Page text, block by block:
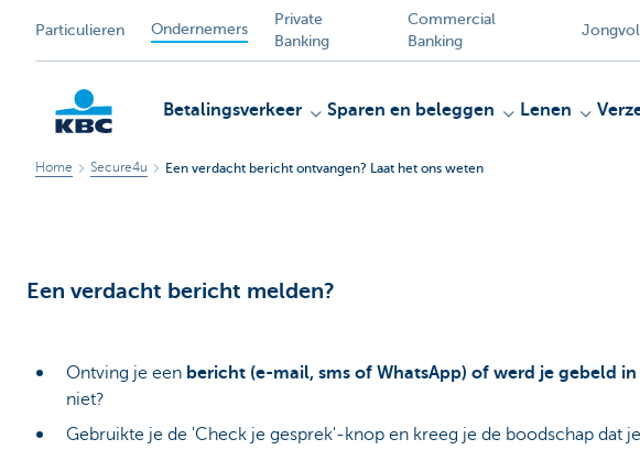
Particulieren Ondernemers
Private
Banking
Commercial
Banking
Betalingsverkeer Sparen en beleggen Lenen
Home Secure4u Een verdacht bericht ontvangen? Laat het ons weten
Een verdacht bericht melden?
Ontving je een bericht (e-mail, sms of WhatsApp) of werd je gebeld in
niet?
Gebruikte je de 'Check je gesprek'-knop en kreeg je de boodschap dat